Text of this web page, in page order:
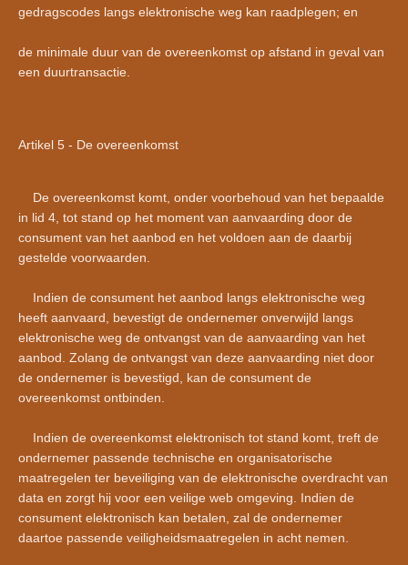
gedragscodes langs elektronische weg kan raadplegen; en
de minimale duur van de overeenkomst op afstand in geval van
een duurtransactie.
Artikel 5 - De overeenkomst
De overeenkomst komt, onder voorbehoud van het bepaalde
in lid 4, tot stand op het moment van aanvaarding door de
consument van het aanbod en het voldoen aan de daarbij
gestelde voorwaarden.
Indien de consument het aanbod langs elektronische weg
heeft aanvaard, bevestigt de ondernemer onverwijld langs
elektronische weg de ontvangst van de aanvaarding van het
aanbod. Zolang de ontvangst van deze aanvaarding niet door
de ondernemer is bevestigd, kan de consument de
overeenkomst ontbinden.
Indien de overeenkomst elektronisch tot stand komt, treft de
ondernemer passende technische en organisatorische
maatregelen ter beveiliging van de elektronische overdracht van
data en zorgt hij voor een veilige web omgeving. Indien de
consument elektronisch kan betalen, zal de ondernemer
daartoe passende veiligheidsmaatregelen in acht nemen.